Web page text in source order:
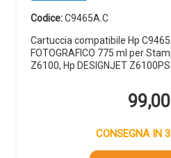
Codice:C9465A.C
Cartuccia compatibile Hp
FOTOGRAFICO 775 ml per
Z6100, Hp DESIGNJET Z6100PS
99,00
CONSEGNA IN